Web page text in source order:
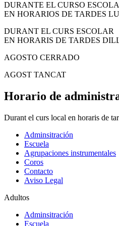
DURANTE EL CURSO
EN HORARIOS DE TARDES
DURANT EL CURS ESCOLAR
EN HORARIS DE TARDES
AGOSTO CERRADO
AGOST TANCAT
Horario de
Durant el curs local en horaris de
Adminsitración
Escuela
Agrupaciones instrumentales
Coros
Contacto
Aviso Legal
Adultos
Adminsitración
Escuela